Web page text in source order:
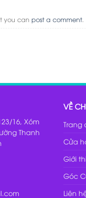
you can post a comment.
16, Xóm
Thanh
VỀ
Trang
Cửa
Giới
Góc
Liên